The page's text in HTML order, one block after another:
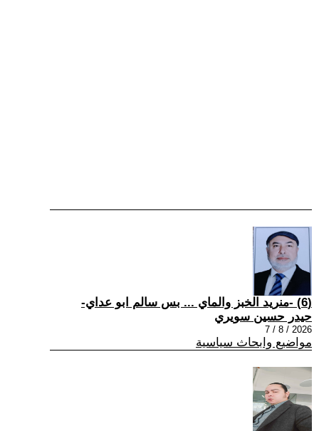
(6) -منريد الخبز والماي ... بس سالم ابو عداي-
حيدر حسين سويري
2026 / 8 / 7
مواضيع وابحاث سياسية